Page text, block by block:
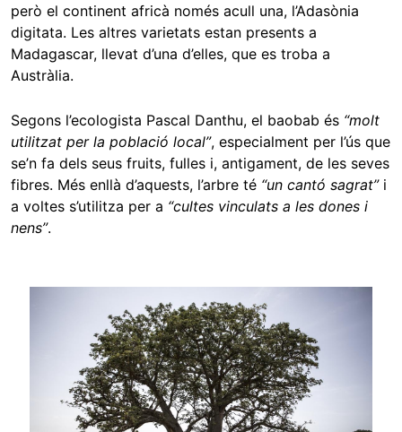
però el continent africà només acull una, l’Adasònia
digitata. Les altres varietats estan presents a
Madagascar, llevat d’una d’elles, que es troba a
Austràlia.
Segons l’ecologista Pascal Danthu, el baobab és “molt
utilitzat per la població local”, especialment per l’ús que
se’n fa dels seus fruits, fulles i, antigament, de les seves
fibres. Més enllà d’aquests, l’arbre té “un cantó sagrat”i
a voltes s’utilitza per a “cultes vinculats a les dones i
nens”.